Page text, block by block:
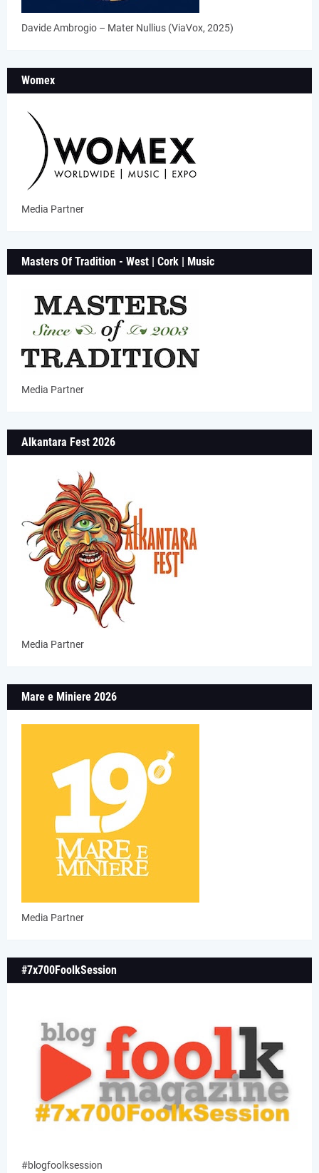
Davide Ambrogio – Mater Nullius (ViaVox, 2025)
Womex
Media Partner
Masters Of Tradition - West | Cork | Music
Media Partner
Alkantara Fest 2026
Media Partner
Mare e Miniere 2026
Media Partner
#7x700FoolkSession
#blogfoolksession